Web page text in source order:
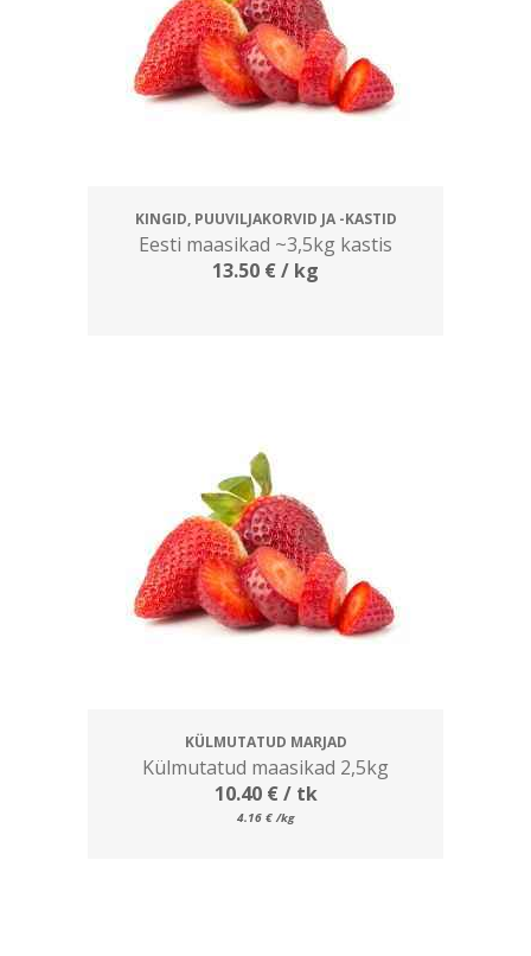
KINGID, PUUVILJAKORVID JA -KASTID
Eesti maasikad ~3,5kg kastis
13.50 €/ kg
KÜLMUTATUD MARJAD
Külmutatud maasikad 2,5kg
10.40 €/ tk
4.16 € /kg